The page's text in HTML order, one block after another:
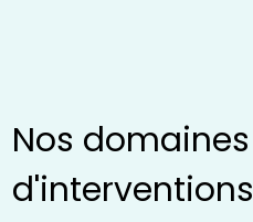
Nos domaines
d'interventions